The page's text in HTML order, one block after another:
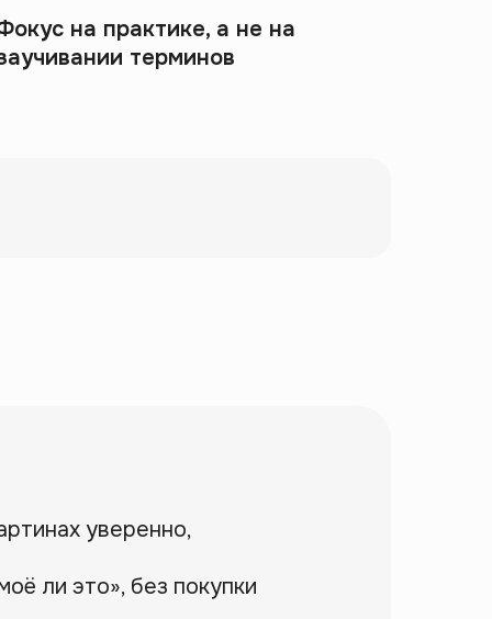
на практике, а не на
терминов
уверенно,
ли это», без покупки